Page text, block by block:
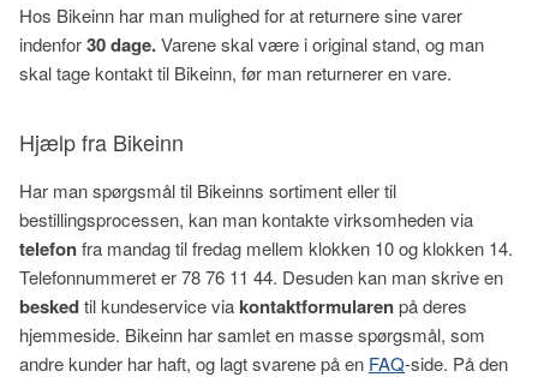
Hos Bikeinn har man mulighed for at returnere sine varer
indenfor30 dage.Varene skal være i original stand, og man
skal tage kontakt til Bikeinn, før man returnerer en vare.
Hjælp fra Bikeinn
Har man spørgsmål til Bikeinns sortiment eller til
bestillingsprocessen, kan man kontakte virksomheden via
telefonfra mandag til fredag mellem klokken 10 og klokken 14.
Telefonnummeret er 78 76 11 44. Desuden kan man skrive en
beskedtil kundeservice via kontaktformularenpå deres
hjemmeside. Bikeinn har samlet en masse spørgsmål, som
andre kunder har haft, og lagt svarene på en FAQ-side. På den